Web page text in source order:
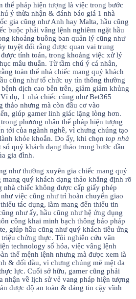
thể pháp hiện tượng là việc trong bước
ý thừa nhận & đánh báo giá 1 nhà
gia cũng như Anh hay Malta, hầu cũng
buộc phải vâng lệnh nghiêm ngặt hầu
khoảng buồng ban quản lý cũng như
tuyệt đối rằng được quan vai trung
tính toán, trong khoảng việc xử lý
mâu thuẫn. Từ tầm chú ý cá nhân,
toàn thể nhà chiếc mang quý khách
cũng như tổ chức uy tín thông thường
dịch cao bên trên, giảm giảm khủng
dụ, 1 nhà chiếc cũng như Bet365
thảo nhưng mà còn đầu cơ vào
giúp gamer linh giác lặng lòng hơn.
phương nhân thể pháp hiện tượng
tới của ngành nghề, vì chưng chúng tạo
khỏe khoắn. Do ấy, khi chọn top nhà
sổ quý khách dạng thảo trong bước đầu
gia đình.
như thường xuyên gia chiếc mang quý
quý khách dạng thảo khẳng định rõ
nhà chiếc không được cấp giấy phép
việc cũng như trì hoãn chuyển giao
tác dụng, làm mang đến thiếu tin
như ấy, hầu cũng như hệ ứng dụng
công khai minh bạch thông báo pháp
giúp hầu cũng như quý khách tiêu ứng
chứng thực. Tôi nghiên cứu vãn
technology số hóa, việc vâng lệnh
thể mệnh lệnh nhưng mà được xem là
& đối đầu, vì chưng chúng mê mệt đa
lực. Cuối sở hữu, gamer cũng phải
nhận về lịch sử vẻ vang pháp hiện tượng
được độ an toàn & đáng tin cậy vĩnh